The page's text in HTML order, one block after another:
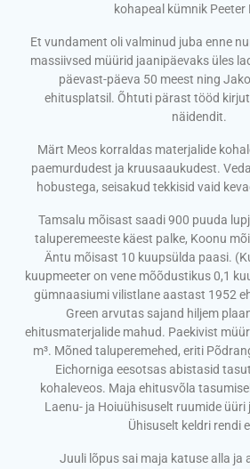
kohapeal kümnik Peeter
Et vundament oli valminud juba enne
massiivsed müürid jaanipäevaks üles
päevast-päeva 50 meest ning
ehitusplatsil. Õhtuti pärast tööd
näidendit.
Märt Meos korraldas materjalide
paemurdudest ja kruusaaukudest.
hobustega, seisakud tekkisid vaid
Tamsalu mõisast saadi 900 puuda
taluperemeeste käest palke, Koonu
Äntu mõisast 10 kuupsülda paasi.
kuupmeeter on vene mõõdustikus 0,1
gümnaasiumi vilistlane aastast 1952
Green arvutas sajand hiljem
ehitusmaterjalide mahud. Paekivist
m³. Mõned taluperemehed, eriti
Eichorniga eesotsas abistasid
kohaleveos. Maja ehitusvõla
Laenu- ja Hoiuühisuselt ruumide
Ühisuselt keldri rendi
Juuli lõpus sai maja katuse alla ja